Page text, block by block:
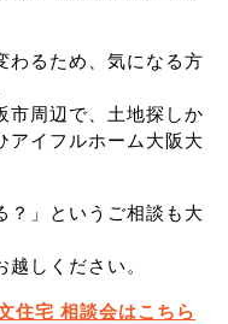
わるため、気になる方
市周辺で、土地探しか
アイフルホーム大阪大
？」というご相談も大
しください。
住宅 相談会はこちら